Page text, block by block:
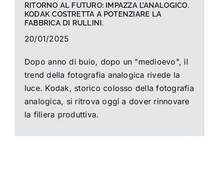
RITORNO AL FUTURO: IMPAZZA L’ANALOGICO.
KODAK COSTRETTA A POTENZIARE LA
FABBRICA DI RULLINI.
20/01/2025
Dopo anno di buio, dopo un "medioevo", il
trend della fotografia analogica rivede la
luce. Kodak, storico colosso della fotografia
analogica, si ritrova oggi a dover rinnovare
la filiera produttiva.